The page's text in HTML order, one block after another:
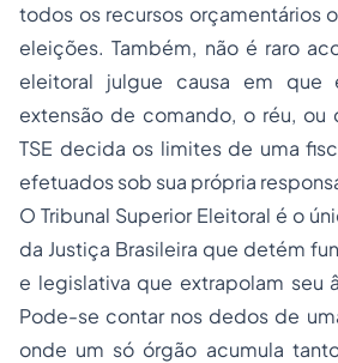
todos os recursos orçamentários
eleições. Também, não é raro
eleitoral julgue causa em
extensão de comando, o réu, ou
TSE decida os limites de uma
efetuados sob sua própria
O Tribunal Superior Eleitoral é o
da Justiça Brasileira que detém
e legislativa que extrapolam seu
Pode-se contar nos dedos de
onde um só órgão acumula